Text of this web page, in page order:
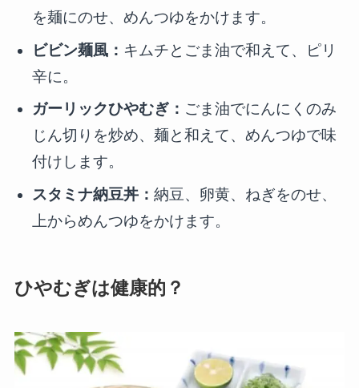
を麺にのせ、めんつゆをかけます。
ビビン麺風： キムチとごま油で和えて、ピリ
辛に。
ガーリックひやむぎ： ごま油でにんにくのみ
じん切りを炒め、麺と和えて、めんつゆで味
付けします。
スタミナ納豆丼：納豆、卵黄、ねぎをのせ、
上からめんつゆをかけます。
ひやむぎは健康的？